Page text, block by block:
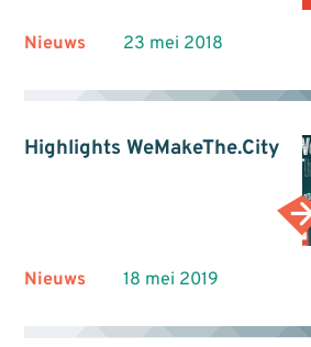
Nieuws 23 mei 2018
Highlights WeMakeThe.City
Nieuws 18 mei 2019